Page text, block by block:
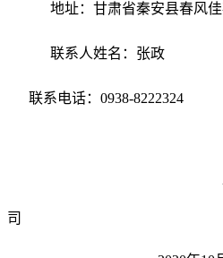
地址： 甘肃省秦安县春风
联系人姓名： 张政
联系电话： 0938-8222324
司